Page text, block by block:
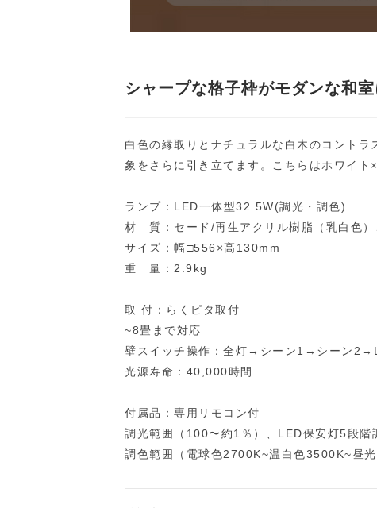
シャープな格子枠がモダンな和
白色の縁取りとナチュラルな白木のコント
象をさらに引き立てます。こちらはホワイト
ランプ：LED一体型32.5W(調光・調色)
材 質：セード/再生アクリル樹脂（乳白色）
サイズ：幅□556×高130mm
重 量：2.9kg
取 付：らくピタ取付
~8畳まで対応
壁スイッチ操作：全灯→シーン1→シーン
光源寿命：40,000時間
付属品：専用リモコン付
調光範囲（100〜約1％）、LED保安灯5段階
調色範囲（電球色2700K~温白色3500K~昼光